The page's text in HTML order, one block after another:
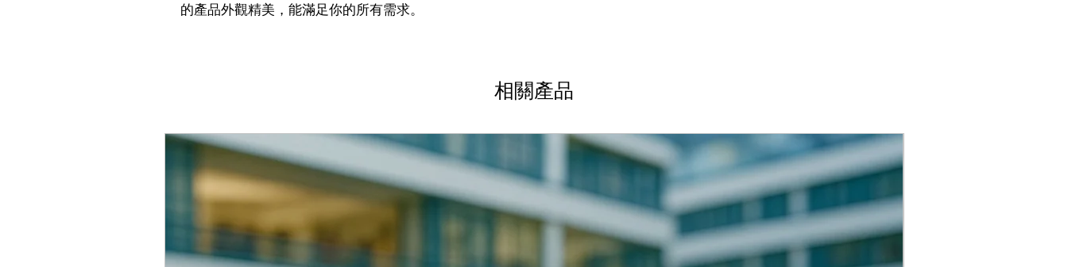
的產品外觀精美，能滿足你的所有需求。
相關產品